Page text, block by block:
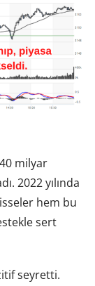
milyar
2022 yılında
hem bu
sert
seyretti.